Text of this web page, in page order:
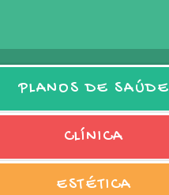
PLANOS DE SAÚDE
CLÍNICA
ESTÉTICA